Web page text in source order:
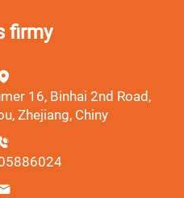
firmy
16, Binhai 2nd Road,
Zhejiang, Chiny